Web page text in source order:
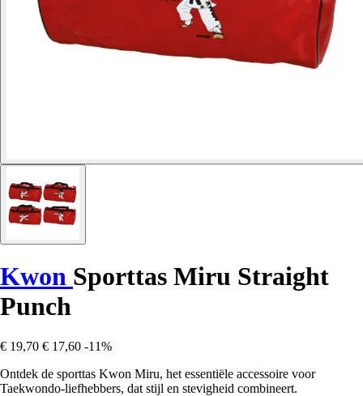
Kwon Sporttas Miru Straight
Punch
€ 19,70 € 17,60 -11%
Ontdek de sporttas Kwon Miru, het essentiële accessoire voor
Taekwondo-liefhebbers, dat stijl en stevigheid combineert.